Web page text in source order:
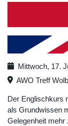
Mittwoch, 17.
AWO Treff
Der Englischkurs
als Grundwissen
Gelegenheit mehr